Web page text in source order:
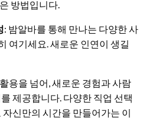
방법입니다.
: 밤알바를 통해 만나는 다양한 사
여기세요. 새로운 인연이 생길
용을 넘어, 새로운 경험과 사람
제공합니다. 다양한 직업 선택
자신만의 시간을 만들어가는 이